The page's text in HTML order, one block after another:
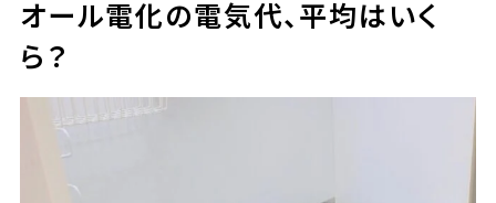
オール電化の電気代、平均はいく
ら？